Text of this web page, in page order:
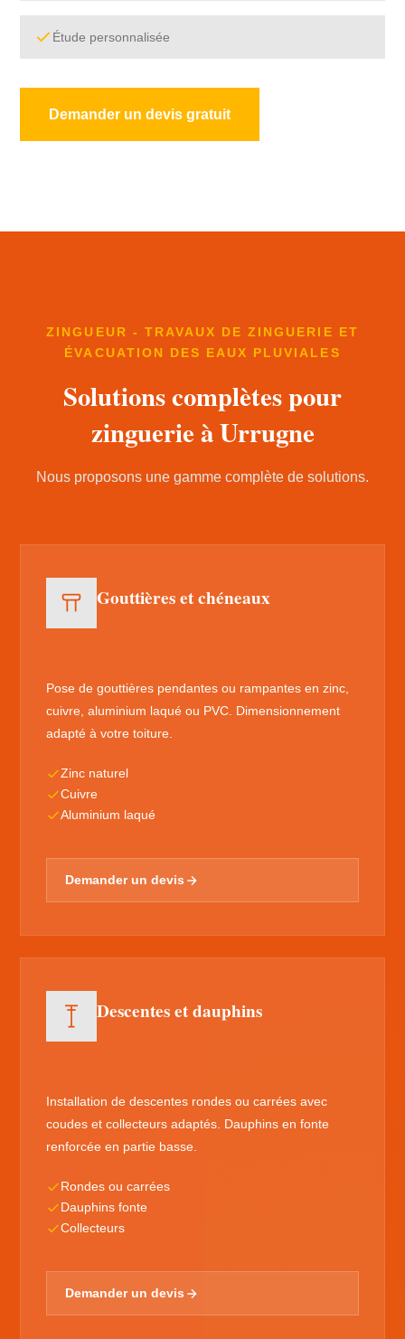
Étude personnalisée
Demander un devis gratuit
ZINGUEUR - TRAVAUX DE ZINGUERIE ET
ÉVACUATION DES EAUX PLUVIALES
Solutions complètes pour
zinguerie à Urrugne
Nous proposons une gamme complète de solutions.
Gouttières et chéneaux
Pose de gouttières pendantes ou rampantes en zinc,
cuivre, aluminium laqué ou PVC. Dimensionnement
adapté à votre toiture.
Zinc naturel
Cuivre
Aluminium laqué
Demander un devis
Descentes et dauphins
Installation de descentes rondes ou carrées avec
coudes et collecteurs adaptés. Dauphins en fonte
renforcée en partie basse.
Rondes ou carrées
Dauphins fonte
Collecteurs
Demander un devis